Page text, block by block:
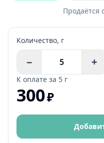
Продаётся
Количество, г
− +
К оплате за 5 г
300₽